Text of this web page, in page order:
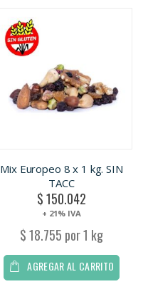
Mix Europeo 8 x 1 kg. SIN
TACC
$ 150.042
+ 21% IVA
$ 18.755 por 1 kg
AGREGAR AL CARRITO